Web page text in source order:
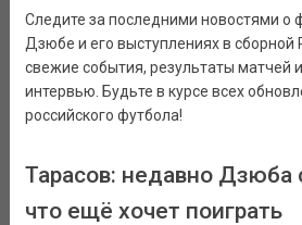
Следите за последними новостями о
Дзюбе и его выступлениях в сборной
свежие события, результаты матчей
интервью. Будьте в курсе всех
российского футбола!
Тарасов: недавно Дзюба
что ещё хочет поиграть